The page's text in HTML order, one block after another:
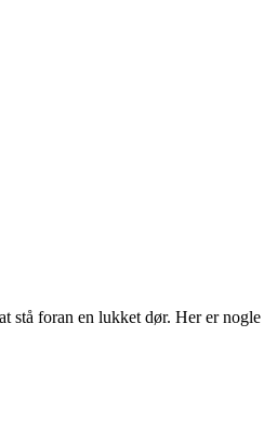
foran en lukket dør. Her er